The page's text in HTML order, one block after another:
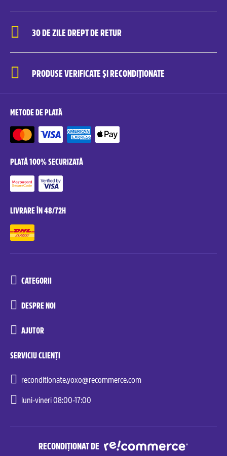
30 DE ZILE DREPT DE RETUR
PRODUSE VERIFICATE ȘI RECONDIȚIONATE
METODE DE PLATĂ
PLATĂ 100% SECURIZATĂ
LIVRARE ÎN 48/72H
CATEGORII
DESPRE NOI
AJUTOR
SERVICIU CLIENȚI
reconditionate.yoxo@recommerce.com
luni-vineri 08:00-17:00
RECONDIȚIONAT DE